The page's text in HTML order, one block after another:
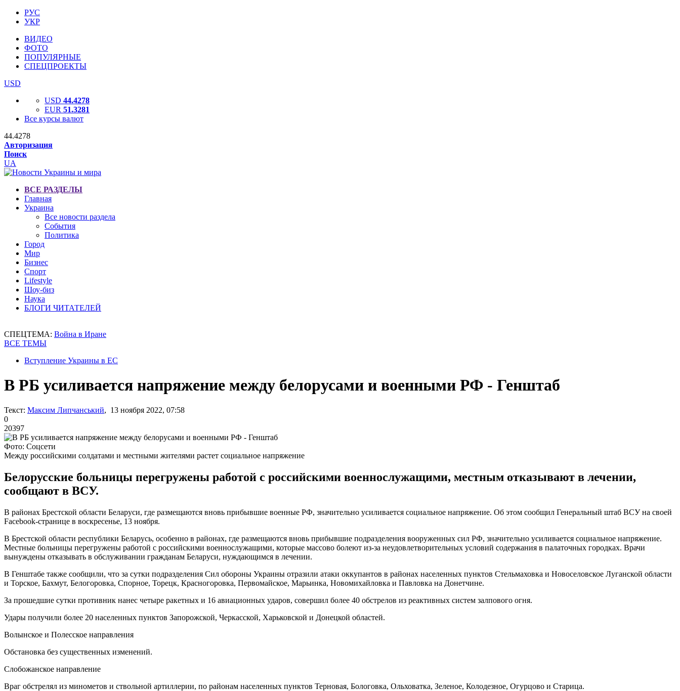
РУС
УКР
ВИДЕО
ФОТО
ПОПУЛЯРНЫЕ
СПЕЦПРОЕКТЫ
USD
USD 44.4278
EUR 51.3281
Все курсы валют
44.4278
Авторизация
Поиск
UA
ВСЕ РАЗДЕЛЫ
Главная
Украина
Все новости раздела
События
Политика
Город
Мир
Бизнес
Спорт
Lifestyle
Шоу-биз
Наука
БЛОГИ ЧИТАТЕЛЕЙ
СПЕЦТЕМА: Война в Иране
ВСЕ ТЕМЫ
Вступление Украины в ЕС
В РБ усиливается напряжение между белорусами и военными РФ - Генштаб
Текст: Максим Липчанський, 13 ноября 2022, 07:58
0
20397
Фото: Соцсети
Между российскими солдатами и местными жителями растет социальное напряжение
Белорусские больницы перегружены работой с российскими военнослужащими, местным отказывают в лечении,
сообщают в ВСУ.
В районах Брестской области Беларуси, где размещаются вновь прибывшие военные РФ, значительно усиливается социальное напряжение. Об этом сообщил Генеральный штаб ВСУ на своей
Facebook-странице в воскресенье, 13 ноября.
В Брестской области республики Беларусь, особенно в районах, где размещаются вновь прибывшие подразделения вооруженных сил РФ, значительно усиливается социальное напряжение.
Местные больницы перегружены работой с российскими военнослужащими, которые массово болеют из-за неудовлетворительных условий содержания в палаточных городках. Врачи
вынуждены отказывать в обслуживании гражданам Беларуси, нуждающимся в лечении.
В Генштабе также сообщили, что за сутки подразделения Сил обороны Украины отразили атаки оккупантов в районах населенных пунктов Стельмаховка и Новоселовское Луганской области
и Торское, Бахмут, Белогоровка, Спорное, Торецк, Красногоровка, Первомайское, Марьинка, Новомихайловка и Павловка на Донетчине.
За прошедшие сутки противник нанес четыре ракетных и 16 авиационных ударов, совершил более 40 обстрелов из реактивных систем залпового огня.
Удары получили более 20 населенных пунктов Запорожской, Черкасской, Харьковской и Донецкой областей.
Волынское и Полесское направления
Обстановка без существенных изменений.
Слобожанское направление
Враг обстрелял из минометов и ствольной артиллерии, по районам населенных пунктов Терновая, Бологовка, Ольховатка, Зеленое, Колодезное, Огурцово и Старица.